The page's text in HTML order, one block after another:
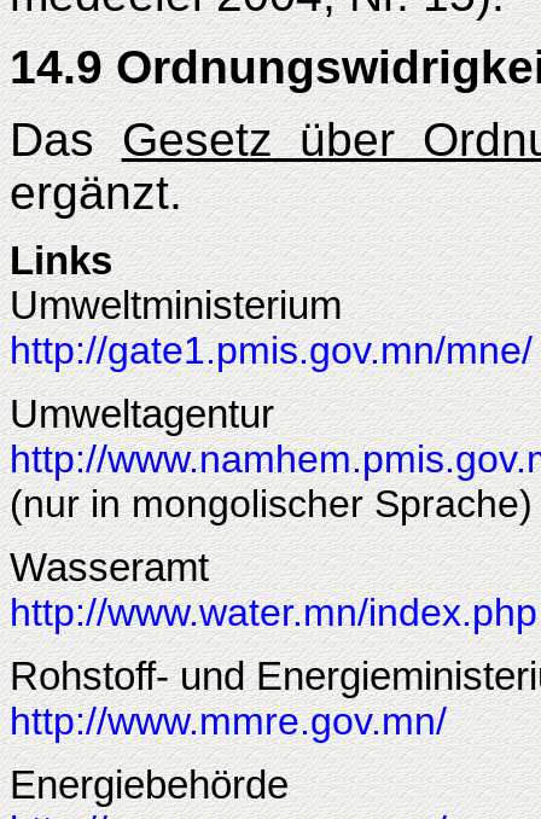
14.9
DasGesetz über
ergänzt.
Links
Umweltministerium
http://gate1.pmis.gov.mn/mne/
Umweltagentur
http://
(nur in mongolischer Sprache)
Wasseramt
http://www.water.mn/index.php
Rohstoff- und
http://www.mmre.gov.mn/
Energiebehörde